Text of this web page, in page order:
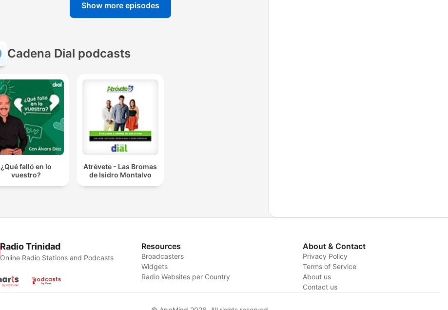
Show more episodes
Cadena Dial podcasts
¿Qué falló en lo
vuestro?
Atrévete - Las Bromas
de Isidro Montalvo
Radio Trinidad
Online Radio Stations and Podcasts
Resources
Broadcasters
Widgets
Radio Websites per Country
About & Contact
Privacy Policy
Terms of Service
About us
Contact us